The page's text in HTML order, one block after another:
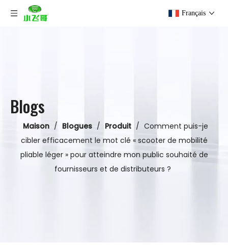
Français
Blogs
Maison / Blogues / Produit / Comment puis-je
cibler efficacement le mot clé « scooter de mobilité
pliable léger » pour atteindre mon public souhaité de
fournisseurs et de distributeurs ?